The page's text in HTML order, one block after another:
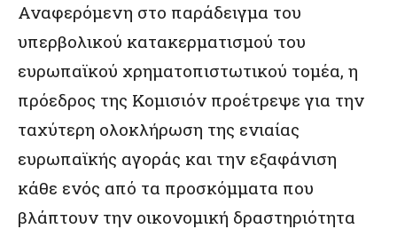
Αναφερόμενη στο παράδειγμα του
υπερβολικού κατακερματισμού του
ευρωπαϊκού χρηματοπιστωτικού τομέα, η
πρόεδρος της Κομισιόν προέτρεψε για την
ταχύτερη ολοκλήρωση της ενιαίας
ευρωπαϊκής αγοράς και την εξαφάνιση
κάθε ενός από τα προσκόμματα που
βλάπτουν την οικονομική δραστηριότητα